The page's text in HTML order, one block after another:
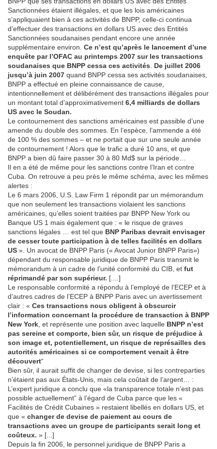
Sanctionnées étaient illégales, et que les lois américaines
s’appliquaient bien à ces activités de BNPP, celle-ci continua
d’effectuer des transactions en dollars US avec des Entités
Sanctionnées soudanaises pendant encore une année
supplémentaire environ. Ce n’est qu’après le lancement d’une
enquête par l’OFAC au printemps 2007 sur les transactions
soudanaises que BNPP cessa ces activités
De juillet 2006
jusqu’à juin 2007 quand BNPP cessa ses activités soudanaises,
BNPP a effectué en pleine connaissance de cause,
intentionnellement et délibérément des transactions illégales pour
un montant total d’approximativement 6,4 milliards de dollars
US avec le Soudan.
Le contournement des sanctions américaines est passible d’une
amende du double des sommes. En l’espèce, l’ammende a été
de 100 % des sommes – et ne portait que sur une seule année
de contournement ! Alors que le trafic a duré 10 ans, et que
BNPP a bien dû faire passer 30 à 80 Md$ sur la période…
Il en a été de même pour les sanctions contre l’Iran et contre
Cuba. On retrouve a peu près le même schéma, avec les mêmes
alertes :
Le 6 mars 2006, U.S. Law Firm 1 répondit par un mémorandum
que non seulement les transactions violaient les sanctions
américaines, qu’elles soient traitées par BNPP New York ou
Banque US 1 mais également que : « le risque de graves
sanctions légales … est tel que BNP Paribas devrait envisager
de cesser toute participation à de telles facilités en dollars
US ». Un avocat de BNPP Paris (« Avocat Junior BNPP Paris»)
dépendant du responsable juridique de BNPP Paris transmit le
mémorandum à un cadre de l’unité conformité du CIB, et fut
réprimandé par son supérieur. [....]
Le responsable conformité a répondu à l’employé de l’ECEP et à
d’autres cadres de l’ECEP à BNPP Paris avec un avertissement
clair : « Ces transactions nous obligent à obscurcir
l’information concernant la procédure de transaction à BNPP
New York , et représente une position avec laquelle BNPP n’est
pas sereine et comporte, bien sûr, un risque de préjudice à
son image et, potentiellement, un risque de représailles des
autorités américaines si ce comportement venait à être
découvert“
Bien sûr, il aurait suffit de changer de devise, si les contreparties
n’étaient pas aux États-Unis, mais cela coûtait de l’argent… :
L’expert juridique a conclu que «la transparence totale n’est pas
possible actuellement” à l’égard de Cuba parce que les «
Facilités de Crédit Cubaines » restaient libellés en dollars US, et
que « changer de devise de paiement au cours de
transactions avec un groupe de participants serait long et
coûteux. » [...]
Depuis la fin 2006, le personnel juridique de BNPP Paris a